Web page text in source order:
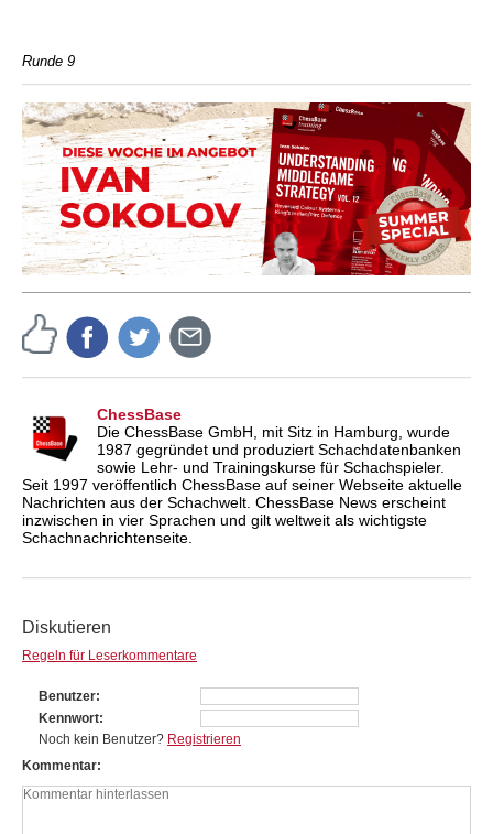
Runde 9
ChessBase
Die ChessBase GmbH, mit Sitz in Hamburg, wurde
1987 gegründet und produziert Schachdatenbanken
sowie Lehr- und Trainingskurse für Schachspieler.
Seit 1997 veröffentlich ChessBase auf seiner Webseite aktuelle
Nachrichten aus der Schachwelt. ChessBase News erscheint
inzwischen in vier Sprachen und gilt weltweit als wichtigste
Schachnachrichtenseite.
Diskutieren
Regeln für Leserkommentare
Benutzer
Kennwort
Noch kein Benutzer? Registrieren
Kommentar